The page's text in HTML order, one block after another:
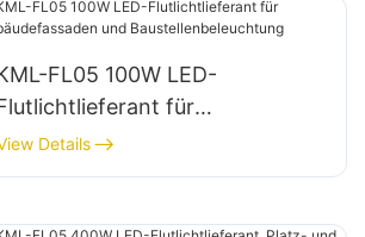
FL05 100W LED-
für
und
Details